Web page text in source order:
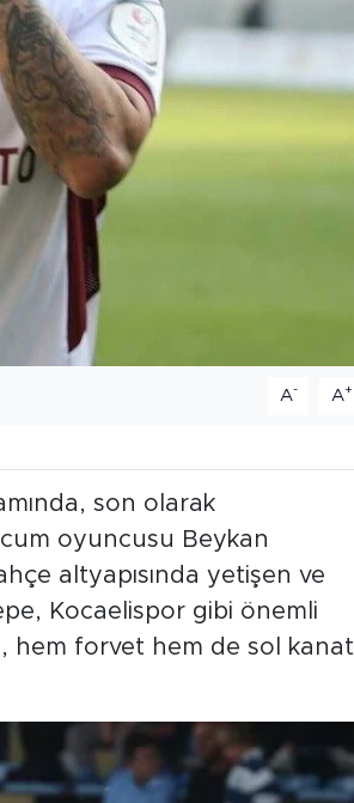
A- A+
son olarak
oyuncusu Beykan
altyapısında yetişen ve
Kocaelispor gibi önemli
hem forvet hem de sol kanat